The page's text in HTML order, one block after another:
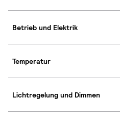
Betrieb und Elektrik
Temperatur
Lichtregelung und Dimmen